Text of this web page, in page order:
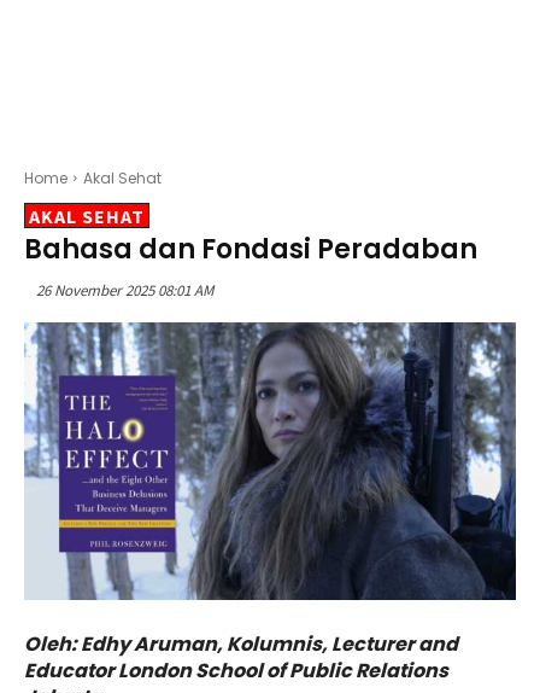
Home Akal Sehat
AKAL SEHAT
Bahasa dan Fondasi Peradaban
26 November 2025 08:01 AM
Oleh: Edhy Aruman, Kolumnis, Lecturer and
Educator London School of Public Relations